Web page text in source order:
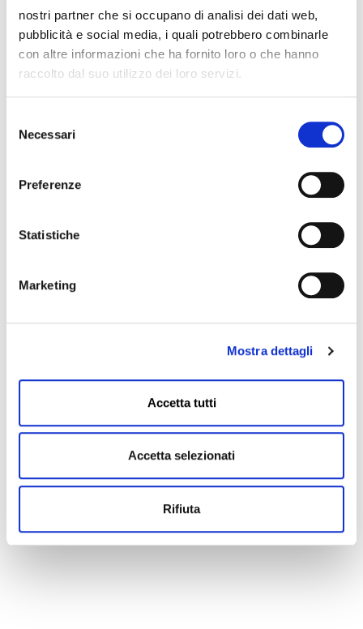
nostri partner che si occupano di analisi dei dati web,
pubblicità e social media, i quali potrebbero combinarle
con altre informazioni che ha fornito loro o che hanno
raccolto dal suo utilizzo dei loro servizi.
delNecessari
Preferenze
Statistiche
Marketing
Mostra dettagli
Accetta tutti
Accetta selezionati
Rifiuta